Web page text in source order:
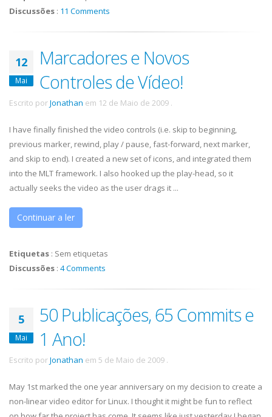
Discussões : 11 Comments
12
Mai
Marcadores e Novos
Controles de Vídeo!
Escrito porJonathan em 12 de Maio de 2009 .
I have finally finished the video controls (i.e. skip to beginning,
previous marker, rewind, play / pause, fast-forward, next marker,
and skip to end). I created a new set of icons, and integrated them
into the MLT framework. I also hooked up the play-head, so it
actually seeks the video as the user drags it ...
Continuar a ler
Etiquetas : Sem etiquetas
Discussões : 4 Comments
5
Mai
50 Publicações, 65 Commits e
1 Ano!
Escrito porJonathan em 5 de Maio de 2009 .
May 1st marked the one year anniversary on my decision to create a
non-linear video editor for Linux. I thought it might be fun to reflect